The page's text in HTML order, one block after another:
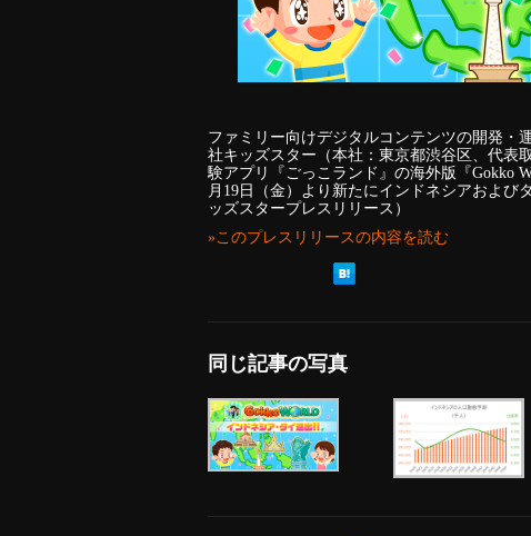
ファミリー向けデジタルコンテンツの開発・
社キッズスター（本社：東京都渋谷区、代表
験アプリ『ごっこランド』の海外版『Gokko
月19日（金）より新たにインドネシアおよ
ッズスタープレスリリース）
»このプレスリリースの内容を読む
同じ記事の写真